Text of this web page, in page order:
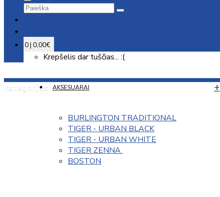
0 | 0,00€
Krepšelis dar tuščias... :(
Kategorijos AKSESUARAI
BURLINGTON TRADITIONAL
TIGER - URBAN BLACK
TIGER - URBAN WHITE
TIGER ZENNA
BOSTON